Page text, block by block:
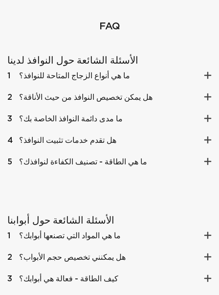
FAQ
الأسئلة الشائعة حول النوافذ لدينا
1 ما هي أنواع الزجاج المتاحة للنوافذ؟
2 هل يمكن تخصيص النوافذ من حيث الأناقة؟
3 ما مدى دائمة النوافذ الخاصة بك؟
4 هل تقدم خدمات تثبيت النوافذ؟
5 ما هي الطاقة - تصنيف الكفاءة لنوافذك؟
الأسئلة الشائعة حول أبوابنا
1 ما هي المواد التي تصنعها أبوابك؟
2 هل يمكنني تخصيص حجم الأبواب؟
3 كيف الطاقة - فعالة هي أبوابك؟